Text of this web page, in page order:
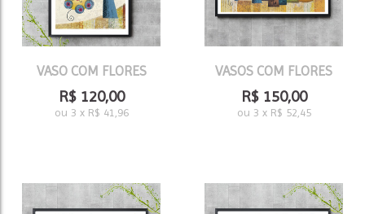
VASO COM FLORES
R$ 120,00
ou 3 x R$ 41,96
VASOS COM FLORES
R$ 150,00
ou 3 x R$ 52,45